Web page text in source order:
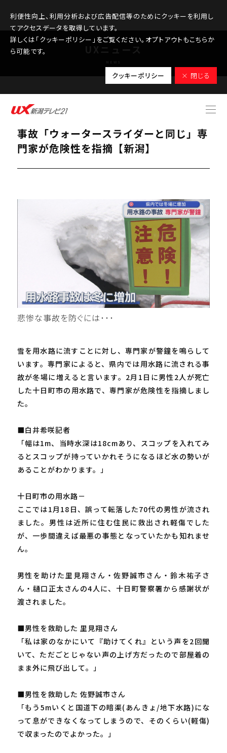
利便性向上、利用分析および広告配信等のためにクッキーを利用し
てアクセスデータを取得しています。
詳しくは「クッキーポリシー」をご覧ください。オプトアウトもこちらか
ら可能です。
クッキーポリシー × 閉じる
2026.02.10
県内では冬に増加･･･用水路に流される
事故「ウォータースライダーと同じ」専
門家が危険性を指摘【新潟】
悲惨な事故を防ぐには･･･
雪を用水路に流すことに対し、専門家が警鐘を鳴らして
います。専門家によると、県内では用水路に流される事
故が冬場に増えると言います。2月1日に男性2人が死亡
した十日町市の用水路で、専門家が危険性を指摘しまし
た。
■白井希咲記者
「幅は1m、当時水深は18cmあり、スコップを入れてみ
るとスコップが持っていかれそうになるほど水の勢いが
あることがわかります。」
十日町市の用水路－
ここでは1月18日、誤って転落した70代の男性が流され
ました。男性は近所に住む住民に救出され軽傷でした
が、一歩間違えば最悪の事態となっていたかも知れませ
ん。
男性を助けた里見翔さん・佐野誠市さん・鈴木祐子さ
ん・樋口正太さんの4人に、十日町警察署から感謝状が
渡されました。
■男性を救助した 里見翔さん
「私は家のなかにいて『助けてくれ』という声を2回聞
いて、ただごとじゃない声の上げ方だったので部屋着の
まま外に飛び出して。」
■男性を救助した 佐野誠市さん
「もう5mいくと国道下の暗渠(あんきょ/地下水路)にな
って息ができなくなってしまうので、そのくらい(軽傷)
で収まったのでよかった。」